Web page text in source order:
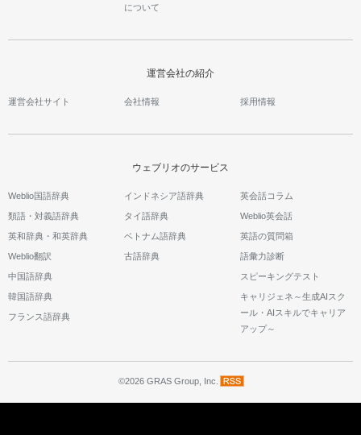
について
運営会社の紹介
運営会社サイト 会社情報 採用情報
ウェブリオのサービス
Weblio国語辞典
類語・対義語辞典
英和辞典・和英辞典
Weblio翻訳
中国語辞典
韓国語辞典
フランス語辞典
インドネシア語辞典
タイ語辞典
ベトナム語辞典
古語辞典
英会話コラム
Weblio英会話
英語の質問箱
語彙力診断
スピーキングテスト
キャリジェネ～生成AIスク
ール・AIスキルでキャリア
アップ～
©2026 GRAS Group, Inc.